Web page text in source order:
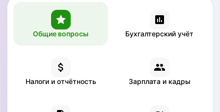
Общие вопросы Бухгалтерский учёт
Налоги и отчётность Зарплата и кадры